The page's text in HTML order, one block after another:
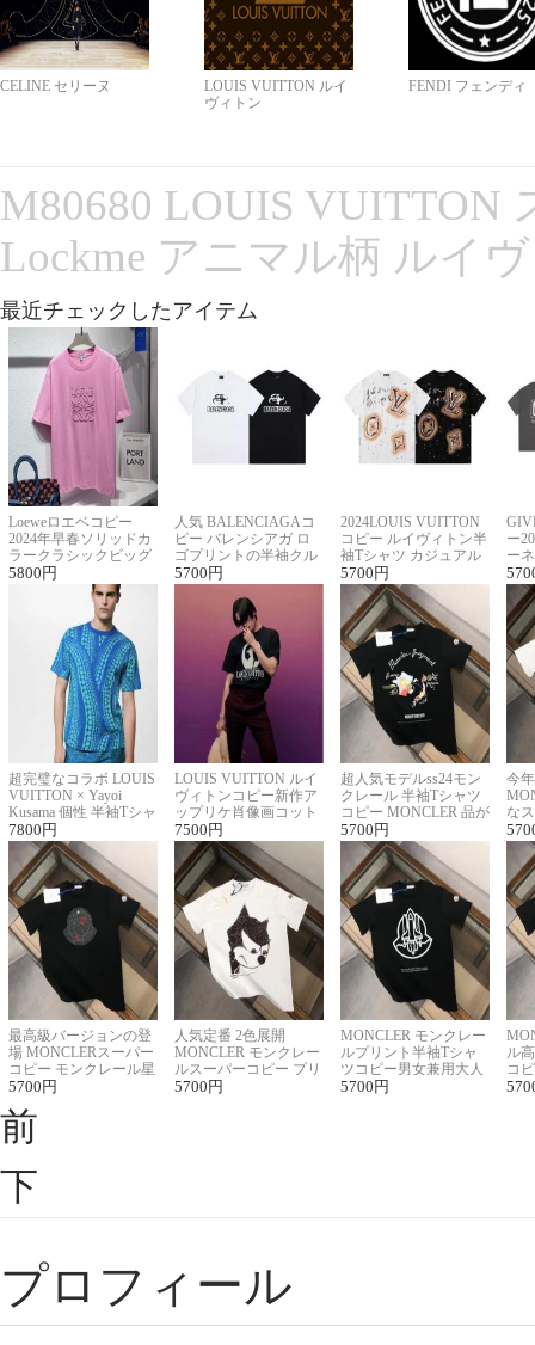
CELINE セリーヌ
LOUIS VUITTON ルイ
ヴィトン
FENDI フェンディ
M80680 LOUIS VUITTON
Lockme アニマル柄 ルイ
最近チェックしたアイテム
Loeweロエベコピー
2024年早春ソリッドカ
ラークラシックビッグ
ロゴ刺繍Tシャツ
5800 円
人気 BALENCIAGAコ
ピー バレンシアガ ロ
ゴプリントの半袖クル
ーネックTシャツ
5700 円
2024LOUIS VUITTON
コピー ルイヴィトン半
袖Tシャツ カジュアル
に馴染む 2色展開
5700 円
ー
ー
ー
超完璧なコラボ LOUIS
VUITTON × Yayoi
Kusama 個性 半袖Tシャ
ツコピー男女兼用
7800 円
LOUIS VUITTON ルイ
ヴィトンコピー新作ア
ップリケ肖像画コット
ンニット半袖Tシャツ
7500 円
超人気モデルss24モン
クレール 半袖Tシャツ
コピー MONCLER 品が
良く見た目
5700 円
今
な
ル
最高級バージョンの登
場 MONCLERスーパー
コピー モンクレール星
座半袖Tシャツ
5700 円
人気定番 2色展開
MONCLER モンクレー
ルスーパーコピー プリ
ント半袖Tシャツ
5700 円
MONCLER モンクレー
ルプリント半袖Tシャ
ツコピー男女兼用大人
可愛い春夏コーデ
5700 円
ル
コ
ィ
前
下
プロフィール